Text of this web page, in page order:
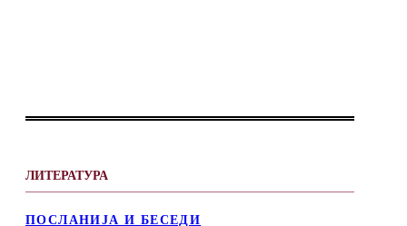
ЛИТЕРАТУРА
ПОСЛАНИЈА И БЕСЕДИ